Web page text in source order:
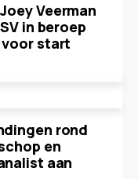
Veerman
in beroep
start
rond
en
aan